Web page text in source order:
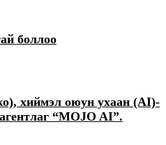
боллоо
хиймэл оюун ухаан (AI)-
“MOJO AI”.